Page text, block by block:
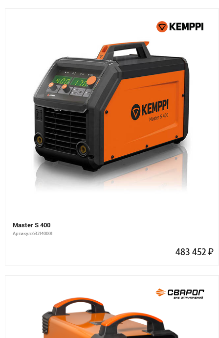
Master S 400
Артикул: 632140001
483 452 ₽